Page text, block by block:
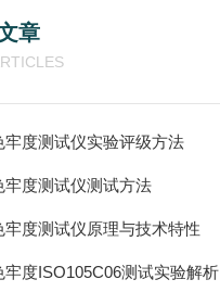
章
牢度测试仪实验评级方法
牢度测试仪测试方法
牢度测试仪原理与技术特性
牢度ISO105C06测试实验解析